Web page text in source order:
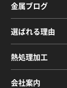
金属ブログ
選ばれる理由
熱処理加工
会社案内